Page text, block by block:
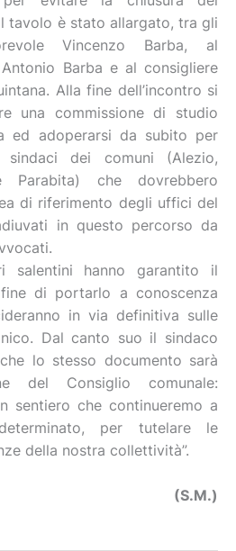
tavolo è stato allargato, tra gli
Vincenzo Barba, al
Barba e al consigliere
Alla fine dell’incontro si
una commissione di studio
ed adoperarsi da subito per
dei comuni (Alezio,
Parabita) che dovrebbero
di riferimento degli uffici del
in questo percorso da
salentini hanno garantito il
di portarlo a conoscenza
in via definitiva sulle
Dal canto suo il sindaco
lo stesso documento sarà
del Consiglio comunale:
sentiero che continueremo a
per tutelare le
della nostra collettività”.
(S.M.)